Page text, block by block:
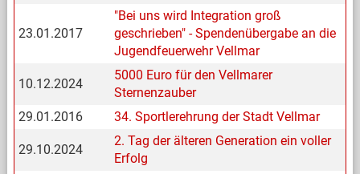
23.01.2017
"Bei uns wird Integration groß
geschrieben" - Spendenübergabe an die
Jugendfeuerwehr Vellmar
10.12.2024
5000 Euro für den Vellmarer
Sternenzauber
29.01.2016
34. Sportlerehrung der Stadt Vellmar
29.10.2024
2. Tag der älteren Generation ein voller
Erfolg